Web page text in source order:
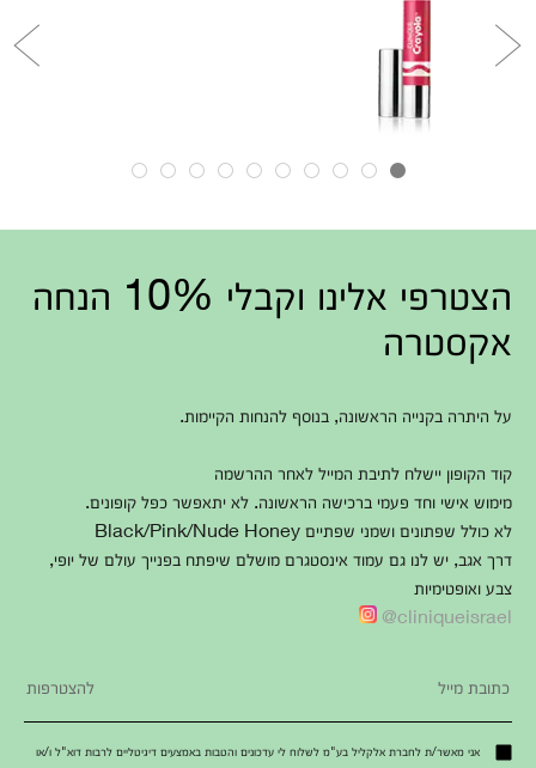
הצטרפי אלינו וקבלי 10% הנחה
אקסטרה
על היתרה בקנייה הראשונה, בנוסף להנחות הקיימות.
קוד הקופון יישלח לתיבת המייל לאחר ההרשמה
מימוש אישי וחד פעמי ברכישה הראשונה. לא יתאפשר כפל קופונים.
לא כולל שפתונים ושמני שפתיים Black/Pink/Nude Honey
דרך אגב, יש לנו גם עמוד אינסטגרם מושלם שיפתח בפנייך עולם של יופי,
צבע ואופטימיות
cliniqueisrael@
אני מאשר/ת לחברת אלקליל בע"מ לשלוח לי עדכונים והטבות באמצעים דיגיטליים לרבות דוא"ל ו/או